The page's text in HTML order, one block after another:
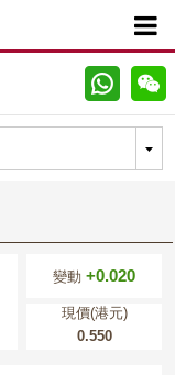

變動+0.020
現價(港元)
0.550